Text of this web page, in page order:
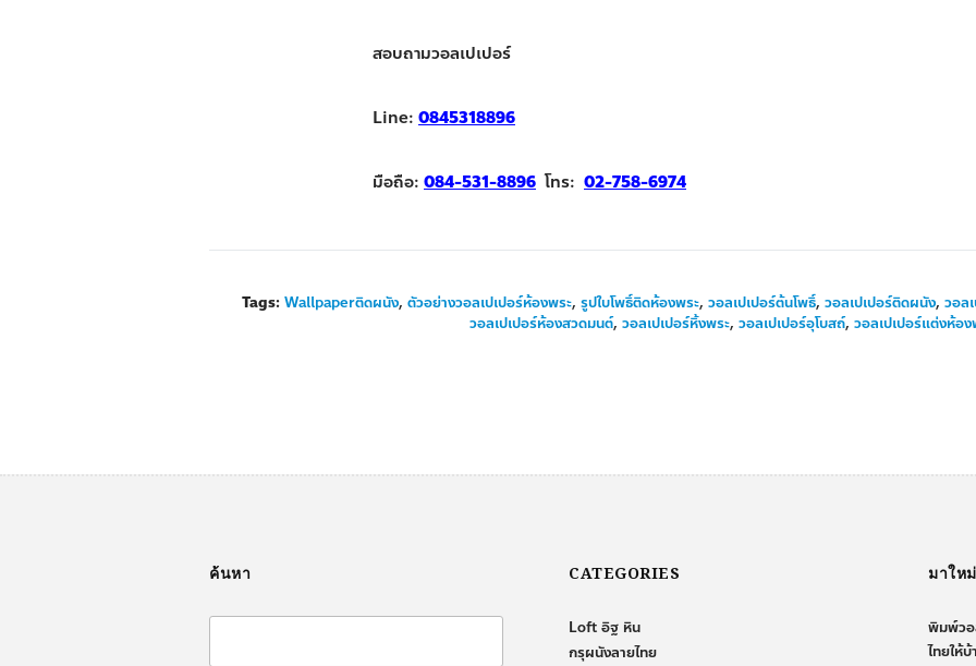
สอบถามวอลเปเปอร์
Line: 0845318896
มือถือ: 084-531-8896 โทร: 02-758-6974
Tags: Wallpaperติดผนัง, ตัวอย่างวอลเปเปอร์ห้องพระ, รูปใบโพธิ์ติดห้องพระ, วอลเปเปอร์ต้นโพธิ์, วอลเปเปอร์ติดผนัง, วอล
วอลเปเปอร์ห้องสวดมนต์, วอลเปเปอร์หิ้งพระ, วอลเปเปอร์อุโบสถ์, วอลเปเปอร์แต่งห้อง
ค้นหา CATEGORIES
Loft อิฐ หิน
กรุผนังลายไทย
มาใหม่
พิมพ์วอ
ไทยให้